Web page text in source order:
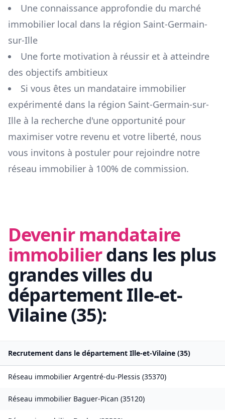
Une connaissance approfondie du marché
immobilier local dans la région Saint-Germain-
sur-Ille
Une forte motivation à réussir et à atteindre
des objectifs ambitieux
Si vous êtes un mandataire immobilier
expérimenté dans la région Saint-Germain-sur-
Ille à la recherche d'une opportunité pour
maximiser votre revenu et votre liberté, nous
vous invitons à postuler pour rejoindre notre
réseau immobilier à 100% de commission.
Devenir mandataire
immobilierdans les plus
grandes villes du
départementIlle-et-
Vilaine(35):
Recrutement dans le département Ille-et-Vilaine (35)
Réseau immobilier Argentré-du-Plessis (35370)
Réseau immobilier Baguer-Pican (35120)